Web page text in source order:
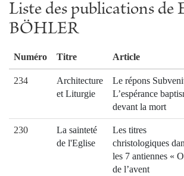
Liste des publications de
BÖHLER
Numéro Titre Article
234
Architecture
et Liturgie
Le répons
L’espérance
devant la mort
230
La sainteté
de l'Eglise
Les titres
christologiques
les 7 antiennes «
de l’avent